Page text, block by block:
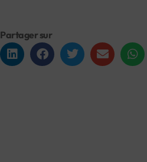
Partager sur